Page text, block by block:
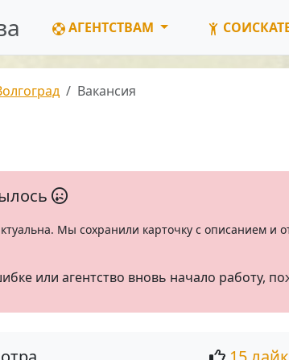
АГЕНТСТВАМ
Вакансия
Мы сохранили карточку с описанием и
или агентство вновь начало работу,